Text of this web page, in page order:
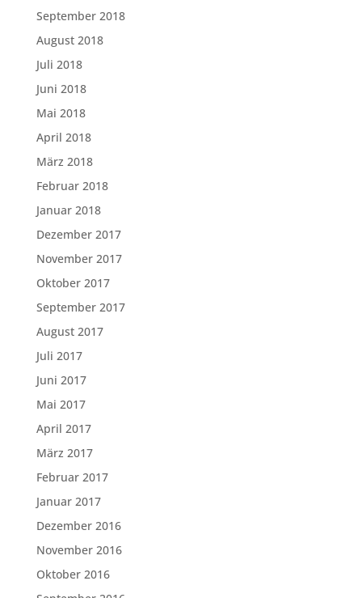
September 2018
August 2018
Juli 2018
Juni 2018
Mai 2018
April 2018
März 2018
Februar 2018
Januar 2018
Dezember 2017
November 2017
Oktober 2017
September 2017
August 2017
Juli 2017
Juni 2017
Mai 2017
April 2017
März 2017
Februar 2017
Januar 2017
Dezember 2016
November 2016
Oktober 2016